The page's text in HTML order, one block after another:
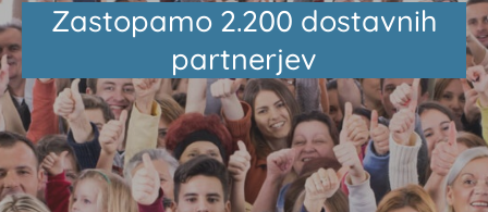
Zastopamo 2.200 dostavnih
partnerjev